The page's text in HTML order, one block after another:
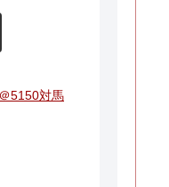
5150対馬